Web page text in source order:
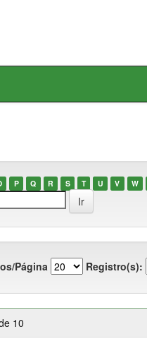
P Q R S T U V W
Página Registro(s):
10